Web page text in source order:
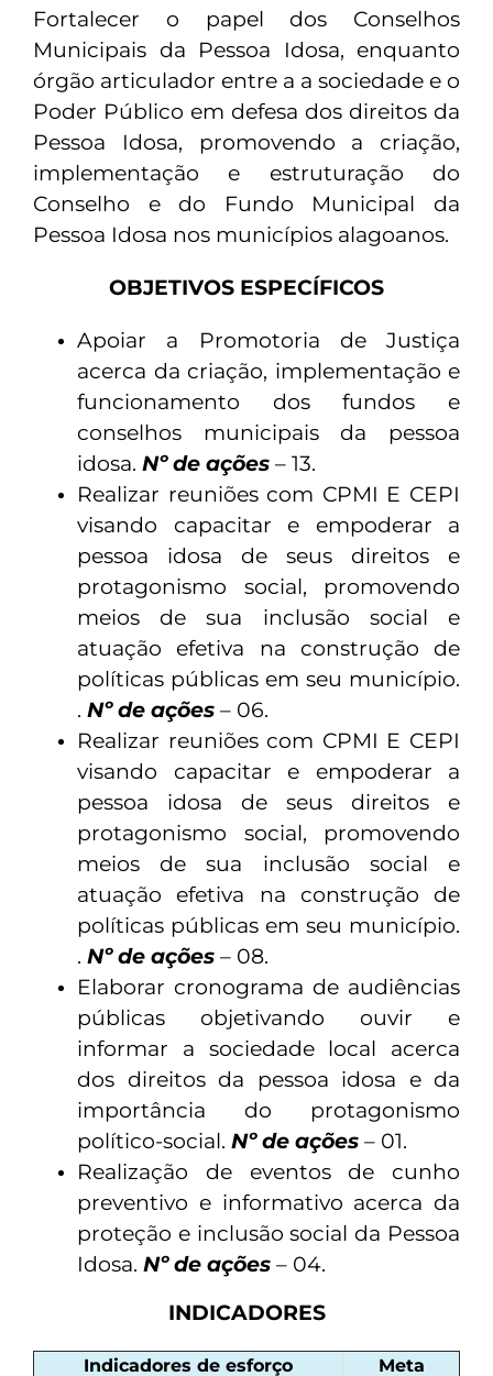
Fortalecer o papel dos Conselhos
Municipais da Pessoa Idosa, enquanto
órgão articulador entre a a sociedade e o
Poder Público em defesa dos direitos da
Pessoa Idosa, promovendo a criação,
implementação e estruturação do
Conselho e do Fundo Municipal da
Pessoa Idosa nos municípios alagoanos.
OBJETIVOS ESPECÍFICOS
Apoiar a Promotoria de Justiça
acerca da criação, implementação e
funcionamento dos fundos e
conselhos municipais da pessoa
idosa. Nº de ações – 13.
Realizar reuniões com CPMI E CEPI
visando capacitar e empoderar a
pessoa idosa de seus direitos e
protagonismo social, promovendo
meios de sua inclusão social e
atuação efetiva na construção de
políticas públicas em seu município.
. Nº de ações – 06.
Realizar reuniões com CPMI E CEPI
visando capacitar e empoderar a
pessoa idosa de seus direitos e
protagonismo social, promovendo
meios de sua inclusão social e
atuação efetiva na construção de
políticas públicas em seu município.
. Nº de ações – 08.
Elaborar cronograma de audiências
públicas objetivando ouvir e
informar a sociedade local acerca
dos direitos da pessoa idosa e da
importância do protagonismo
político-social. Nº de ações – 01.
Realização de eventos de cunho
preventivo e informativo acerca da
proteção e inclusão social da Pessoa
Idosa. Nº de ações – 04.
INDICADORES
Indicadores de esforço Meta